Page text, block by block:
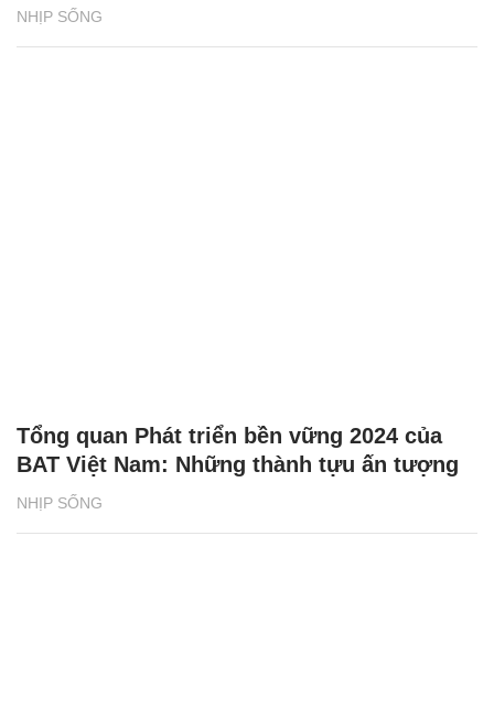
NHỊP SỐNG
NHỊP SỐNG
Tổng quan Phát triển bền vững 2024 của
BAT Việt Nam: Những thành tựu ấn tượng